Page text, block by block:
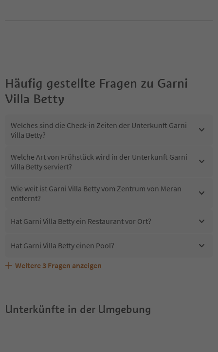
Häufig gestellte Fragen zu Garni
Villa Betty
Welches sind die Check-in Zeiten der Unterkunft Garni
Villa Betty?
Welche Art von Frühstück wird in der Unterkunft Garni
Villa Betty serviert?
Wie weit ist Garni Villa Betty vom Zentrum von Meran
entfernt?
Hat Garni Villa Betty ein Restaurant vor Ort?
Hat Garni Villa Betty einen Pool?
Sind Haustiere in der Unterkunft Garni Villa Betty
Welche Services bietet Garni Villa Betty?
Erhalten die Gäste von Garni Villa Betty einen Südtirol
Weitere 3 Fragen anzeigen
Unterkünfte in der Umgebung